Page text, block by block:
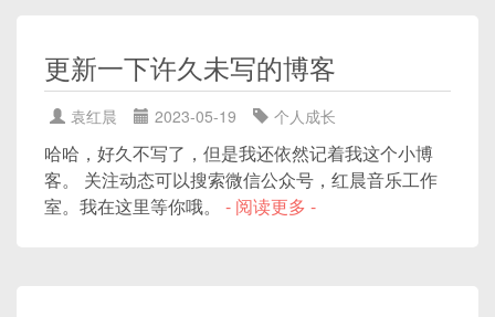
更新一下许久未写的博客
袁红晨 2023-05-19 个人成长
哈哈，好久不写了，但是我还依然记着我这个小博
客。 关注动态可以搜索微信公众号，红晨音乐工作
室。我在这里等你哦。 - 阅读更多 -